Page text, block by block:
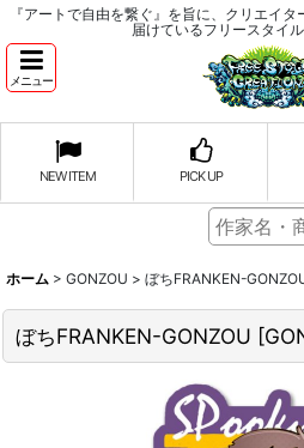
『アートで自由を繋ぐ』を旨に、クリエイ
届けているフリースタイ
メニュー
NEW ITEM PICK UP
ホーム > GONZOU > ぼちFRANKEN-
ぼちFRANKEN-GONZOU [